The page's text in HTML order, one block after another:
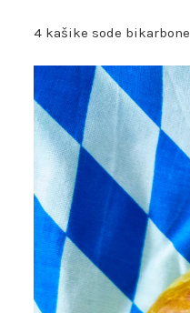
4 kašike sode bikarbone